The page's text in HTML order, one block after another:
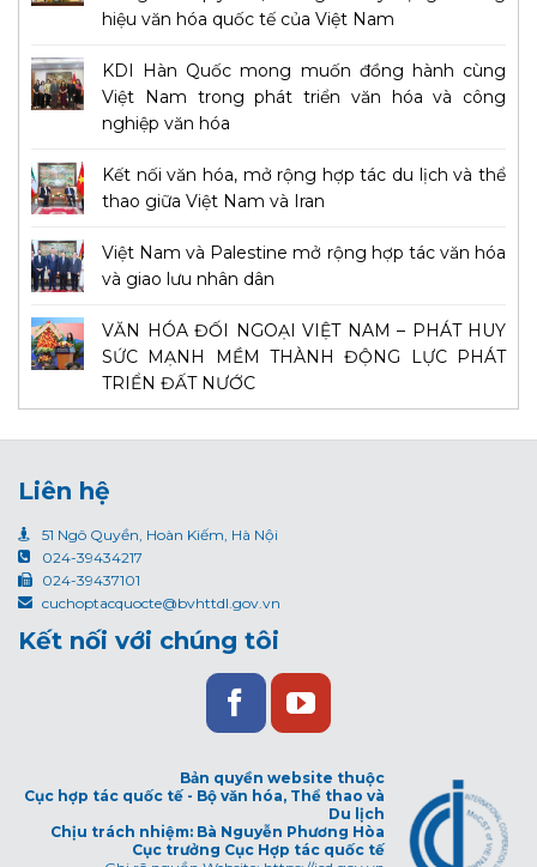
hiệu văn hóa quốc tế của Việt Nam
KDI Hàn Quốc mong muốn đồng hành cùng
Việt Nam trong phát triển văn hóa và công
nghiệp văn hóa
Kết nối văn hóa, mở rộng hợp tác du lịch và thể
thao giữa Việt Nam và Iran
Việt Nam và Palestine mở rộng hợp tác văn hóa
và giao lưu nhân dân
VĂN HÓA ĐỐI NGOẠI VIỆT NAM – PHÁT HUY
SỨC MẠNH MỀM THÀNH ĐỘNG LỰC PHÁT
TRIỂN ĐẤT NƯỚC
Liên hệ
51 Ngô Quyền, Hoàn Kiếm, Hà Nội
024-39434217
024-39437101
cuchoptacquocte@bvhttdl.gov.vn
Kết nối với chúng tôi
Bản quyền website thuộc
Cục hợp tác quốc tế - Bộ văn hóa, Thể thao và
Du lịch
Chịu trách nhiệm: Bà Nguyễn Phương Hòa
Cục trưởng Cục Hợp tác quốc tế